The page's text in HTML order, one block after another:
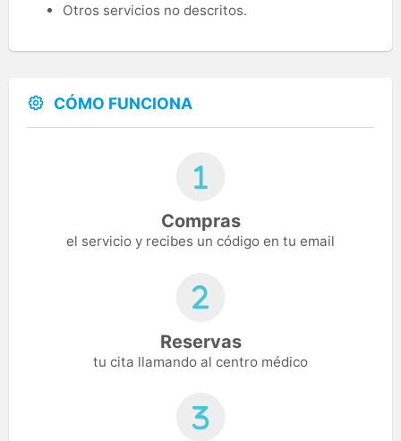
Otros servicios no descritos.
CÓMO FUNCIONA
Compras
el servicio y recibes un código en tu email
Reservas
tu cita llamando al centro médico